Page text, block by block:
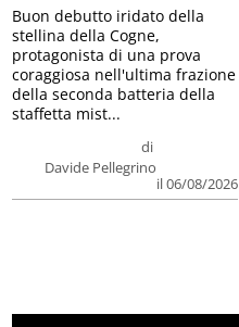
di
Davide Pellegrino
il 06/08/2026
Buon debutto iridato della
stellina della Cogne,
protagonista di una prova
coraggiosa nell'ultima frazione
della seconda batteria della
staffetta mist...